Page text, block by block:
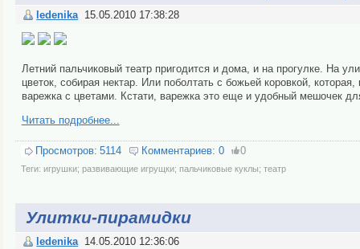
ledenika 15.05.2010 17:38:28
Летний пальчиковый театр пригодится и дома, и на прогулке. На
цветок, собирая нектар. Или поболтать с божьей коровкой,
варежка с цветами. Кстати, варежка это еще и удобный мешочек
Читать подробнее...
Просмотров: 5114 Комментариев: 0 0
Теги: игрушки; развивающие игрущки; пальчиковые куклы; театр
Улитки-пирамидки
ledenika 14.05.2010 12:36:06